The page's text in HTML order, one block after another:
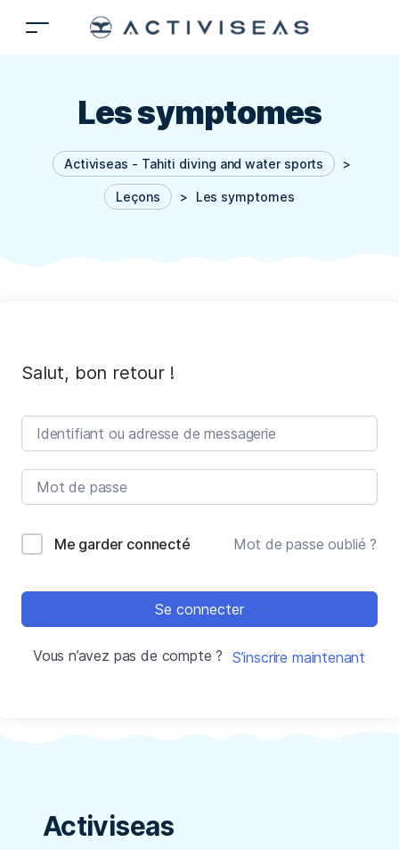
Les symptomes
Activiseas - Tahiti diving and water sports >
Leçons > Les symptomes
Salut, bon retour !
Me garder connecté Mot de passe oublié ?
Se connecter
Vous n’avez pas de compte ? S’inscrire maintenant
Activiseas